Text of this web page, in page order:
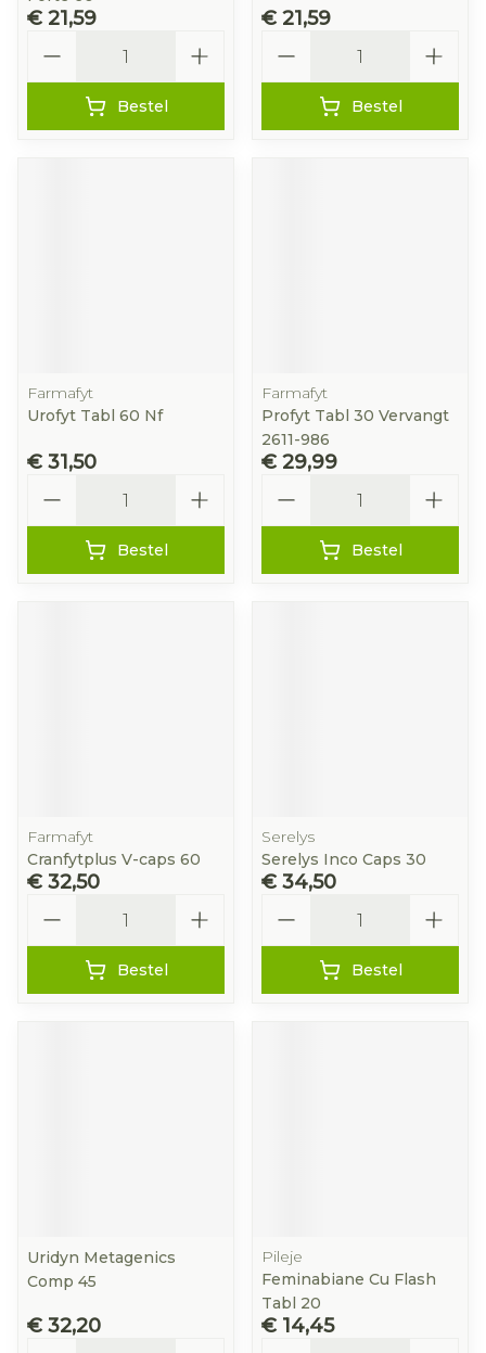
€ 21,59
Bestel
€ 21,59
Bestel
Farmafyt
Urofyt Tabl 60 Nf
€ 31,50
Bestel
Farmafyt
Profyt Tabl 30 Vervangt
2611-986
€ 29,99
Bestel
Farmafyt
Cranfytplus V-caps 60
€ 32,50
Bestel
Serelys
Serelys Inco Caps 30
€ 34,50
Bestel
Uridyn Metagenics
Comp 45
€ 32,20
Pileje
Feminabiane Cu Flash
Tabl 20
€ 14,45